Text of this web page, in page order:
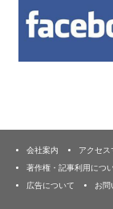
会社案内 アクセス
著作権・記事利用につ
広告について
お問